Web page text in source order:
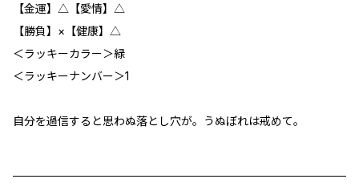
【金運】△【愛情】△
【勝負】×【健康】△
＜ラッキーカラー＞緑
＜ラッキーナンバー＞1
自分を過信すると思わぬ落とし穴が。うぬぼれは戒めて。